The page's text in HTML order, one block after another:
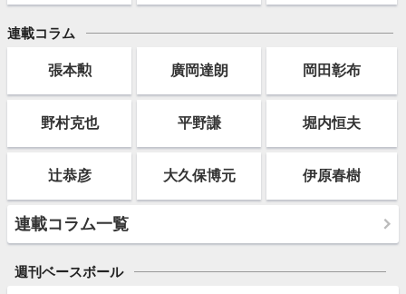
連載コラム
張本勲 廣岡達朗 岡田彰布
野村克也 平野謙 堀内恒夫
辻恭彦 大久保博元 伊原春樹
連載コラム一覧
週刊ベースボール